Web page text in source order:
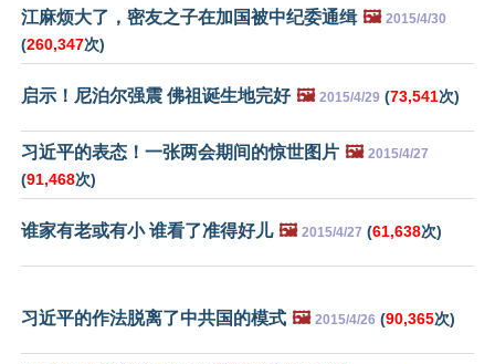
江麻烦大了，密友之子在加国被中纪委通缉 🖼️ 2015/4/30
(260,347次)
启示！尼泊尔强震 佛祖诞生地完好 🖼️ 2015/4/29 (73,541次)
习近平的表态！一张两会期间的惊世图片 🖼️ 2015/4/27
(91,468次)
谁家有老或有小 谁看了准得好儿 🖼️ 2015/4/27 (61,638次)
习近平的作法脱离了中共国的模式 🖼️ 2015/4/26 (90,365次)